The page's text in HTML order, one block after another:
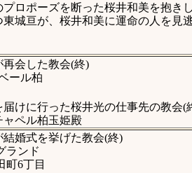
ロポーズを断った桜井和美を抱き
城亘が、桜井和美に運命の人を見
会した教会(終)
ール柏
けに行った桜井光の仕事先の教会(
ペル柏玉姫殿
婚式を挙げた教会(終)
ランド
町6丁目